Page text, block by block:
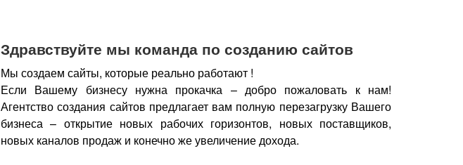
Здравствуйте мы команда по созданию сайтов
Мы создаем сайты, которые реально работают !
Если Вашему бизнесу нужна прокачка – добро пожаловать к нам!
Агентство создания сайтов предлагает вам полную перезагрузку Вашего
бизнеса – открытие новых рабочих горизонтов, новых поставщиков,
новых каналов продаж и конечно же увеличение дохода.